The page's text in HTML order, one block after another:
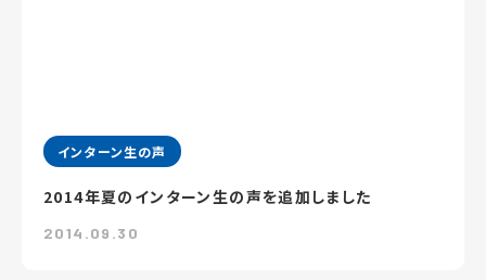
インターン生の声
2014年夏のインターン生の声を追加しました
2014.09.30